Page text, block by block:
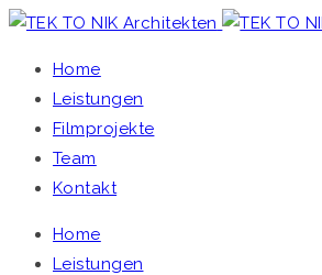
Home
Leistungen
Filmprojekte
Team
Kontakt
Home
Leistungen